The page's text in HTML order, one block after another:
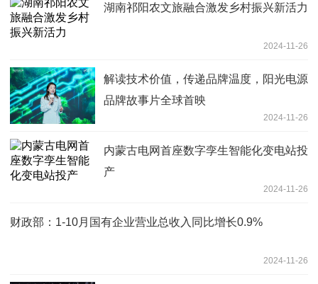
湖南祁阳农文旅融合激发乡村振兴新活力
2024-11-26
解读技术价值，传递品牌温度，阳光电源
品牌故事片全球首映
2024-11-26
内蒙古电网首座数字孪生智能化变电站投
产
2024-11-26
财政部：1-10月国有企业营业总收入同比增长0.9%
2024-11-26